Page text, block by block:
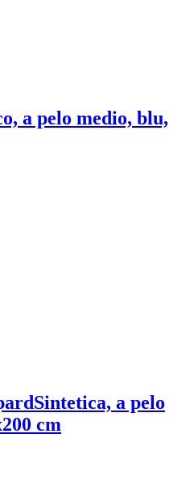
a pelo medio, blu,
Sintetica, a pelo
cm